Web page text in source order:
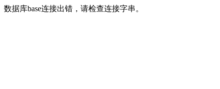
数据库base连接出错，请检查连接字串。